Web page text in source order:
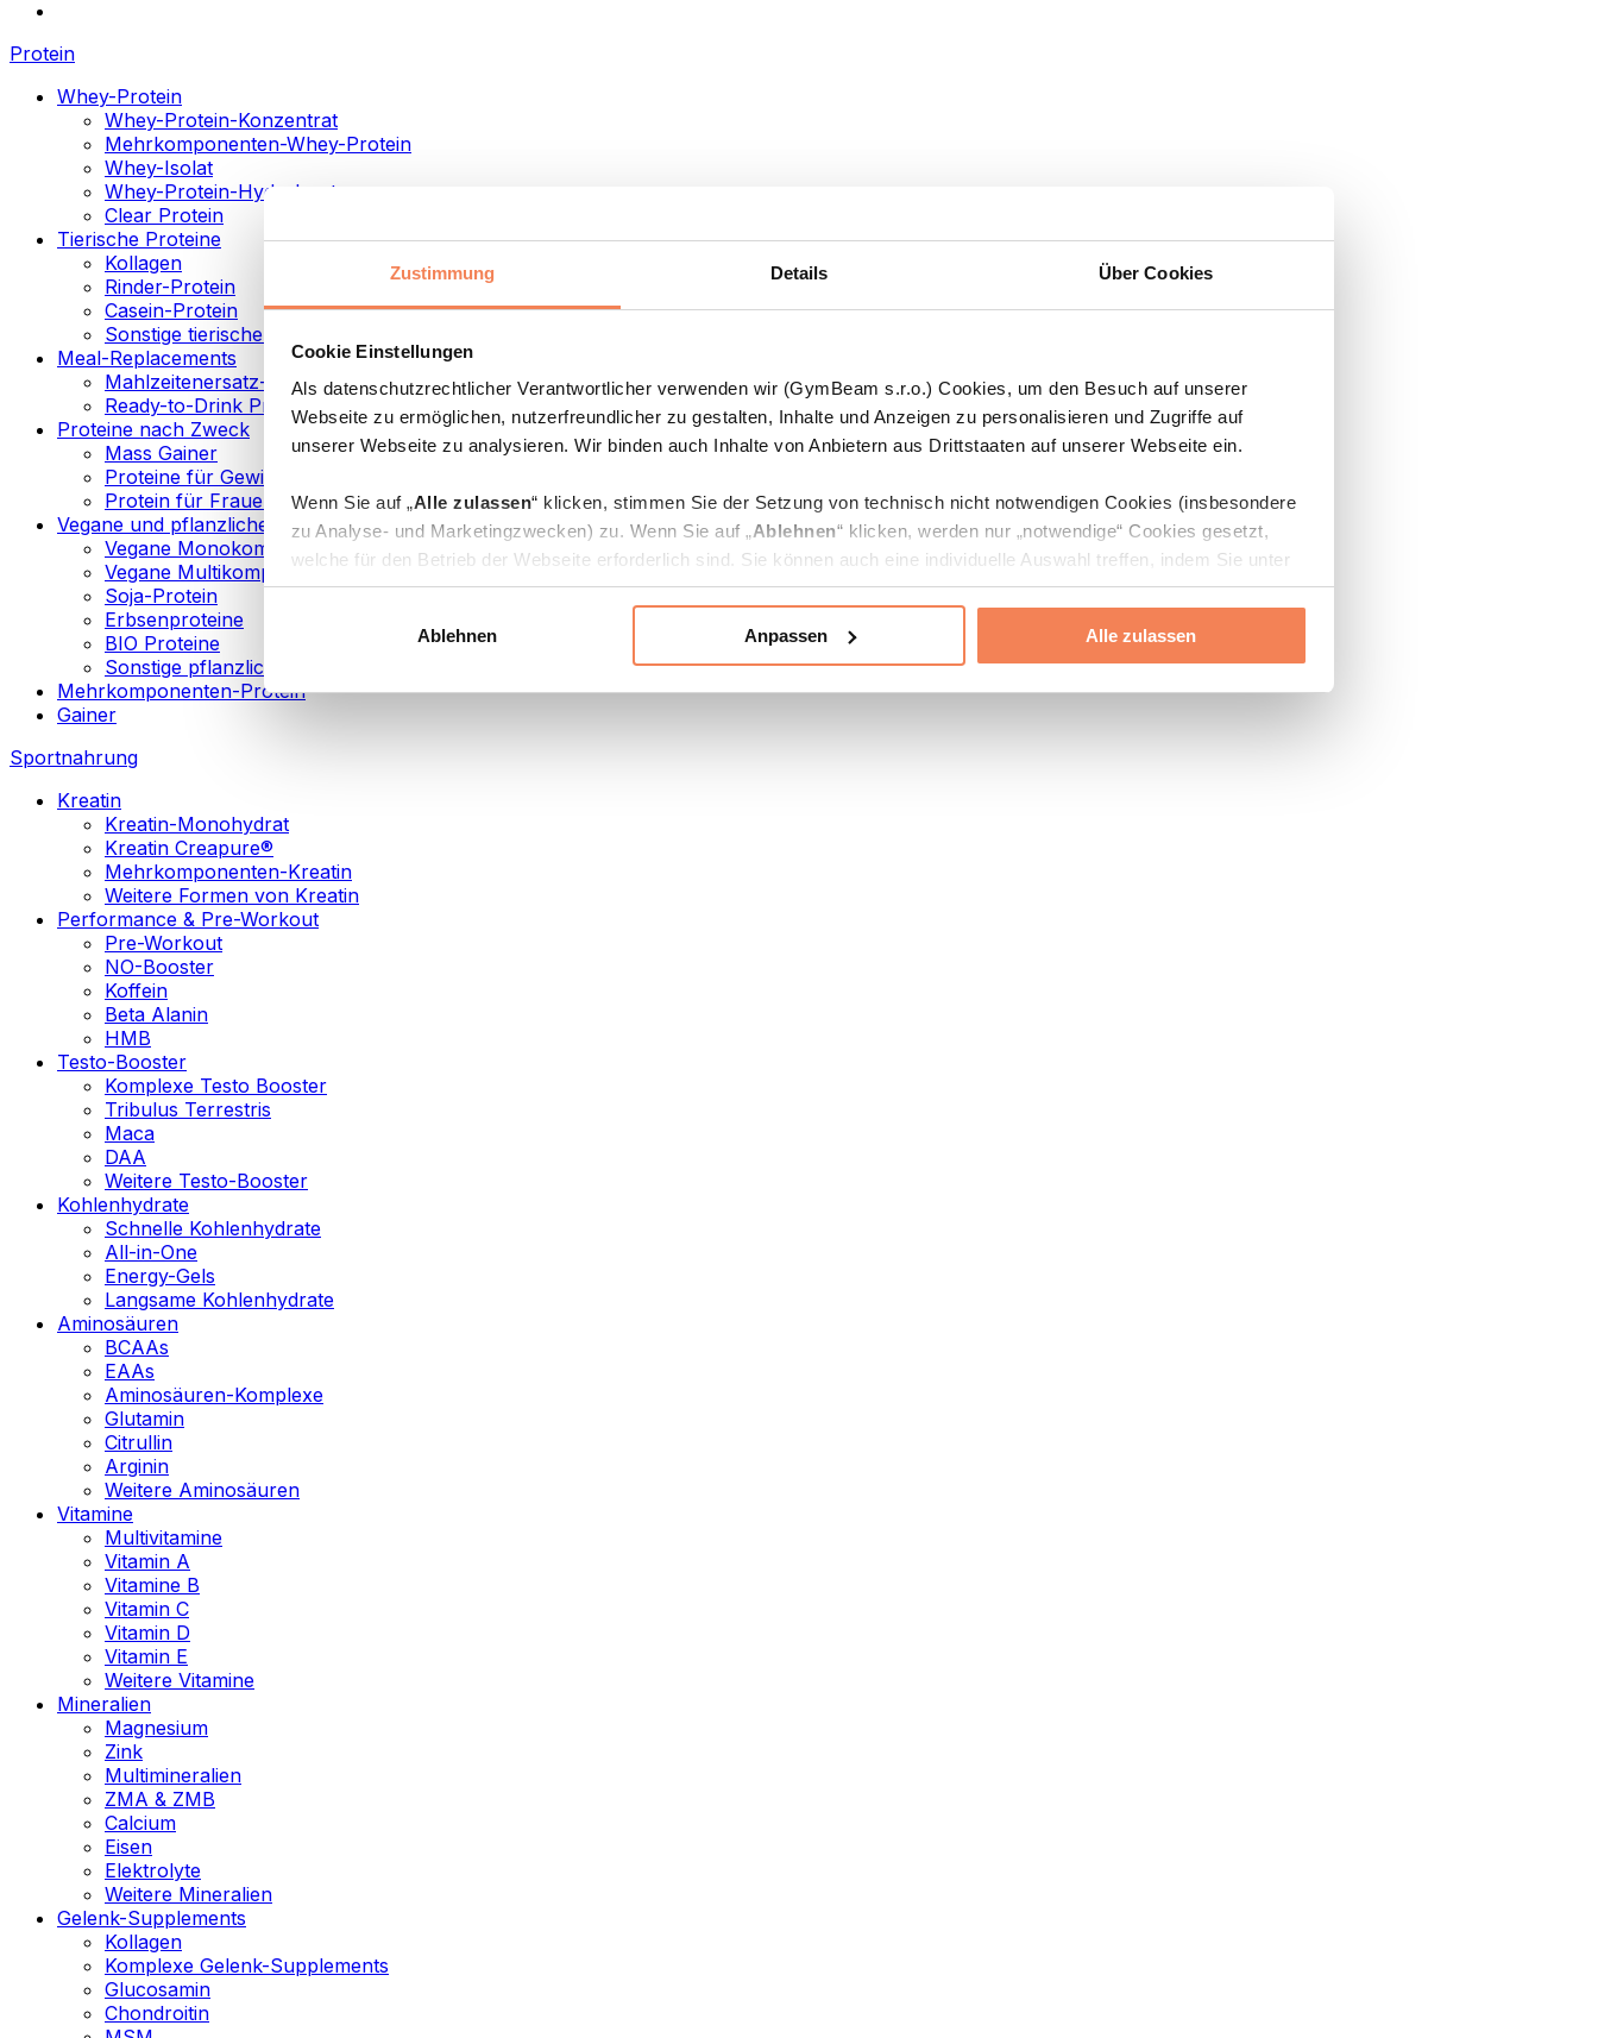
Zustimmung Details Über Cookies
Cookie Einstellungen
Als datenschutzrechtlicher Verantwortlicher verwenden wir (GymBeam s.r.o.) Cookies, um den Besuch auf unserer
Webseite zu ermöglichen, nutzerfreundlicher zu gestalten, Inhalte und Anzeigen zu personalisieren und Zugriffe auf
unserer Webseite zu analysieren. Wir binden auch Inhalte von Anbietern aus Drittstaaten auf unserer Webseite ein.
Wenn Sie auf „Alle zulassen“ klicken, stimmen Sie der Setzung von technisch nicht notwendigen Cookies (insbesondere
zu Analyse- und Marketingzwecken) zu. Wenn Sie auf „Ablehnen“ klicken, werden nur „notwendige“ Cookies gesetzt,
welche für den Betrieb der Webseite erforderlich sind. Sie können auch eine individuelle Auswahl treffen, indem Sie unter
„Anpassen“ einzelne Kategorien an- oder abwählen und „Auswahl erlauben“ klicken.
Weitere Informationen über die Verarbeitung Ihrer Daten finden Sie in den Unterpunkten „Details“ und „Über Cookies“
Ablehnen Anpassen Alle zulassen
Protein
Whey-Protein
Whey-Protein-Konzentrat
Mehrkomponenten-Whey-Protein
Whey-Isolat
Whey-Protein-Hydrolysat
Clear Protein
Tierische Proteine
Kollagen
Rinder-Protein
Casein-Protein
Sonstige tierische Proteine
Meal-Replacements
Mahlzeitenersatz-Pulver
Ready-to-Drink Proteingetränke
Proteine nach Zweck
Mass Gainer
Proteine für Gewichtsverlust
Protein für Frauen
Vegane und pflanzliche Proteine
Vegane Monokomponenten-Proteine
Vegane Multikomponenten-Proteine
Soja-Protein
Erbsenproteine
BIO Proteine
Sonstige pflanzliche Proteine
Mehrkomponenten-Protein
Gainer
Sportnahrung
Kreatin
Kreatin-Monohydrat
Kreatin Creapure®
Mehrkomponenten-Kreatin
Weitere Formen von Kreatin
Performance & Pre-Workout
Pre-Workout
NO-Booster
Koffein
Beta Alanin
HMB
Testo-Booster
Komplexe Testo Booster
Tribulus Terrestris
Maca
DAA
Weitere Testo-Booster
Kohlenhydrate
Schnelle Kohlenhydrate
All-in-One
Energy-Gels
Langsame Kohlenhydrate
Aminosäuren
BCAAs
EAAs
Aminosäuren-Komplexe
Glutamin
Citrullin
Arginin
Weitere Aminosäuren
Vitamine
Multivitamine
Vitamin A
Vitamine B
Vitamin C
Vitamin D
Vitamin E
Weitere Vitamine
Mineralien
Magnesium
Zink
Multimineralien
ZMA & ZMB
Calcium
Eisen
Elektrolyte
Weitere Mineralien
Gelenk-Supplements
Kollagen
Komplexe Gelenk-Supplements
Glucosamin
Chondroitin